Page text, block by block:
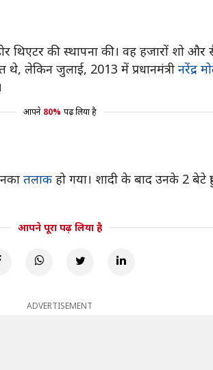
थिएटर की स्थापना की। वह हजारों शो
थे, लेकिन जुलाई, 2013 में प्रधानमंत्री नरेंद्र
आपने 80% पढ़ लिया है
तलाक हो गया। शादी के बाद उनके 2
आपने पूरा पढ़ लिया है
ADVERTISEMENT